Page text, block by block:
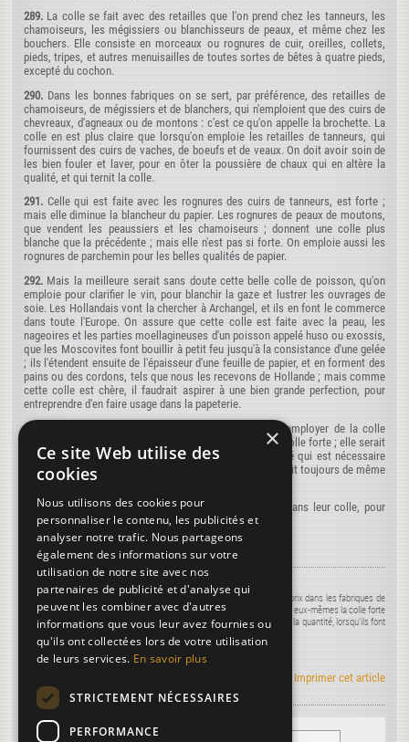
289. La colle se fait avec des retailles que l'on prend chez les tanneurs, les
chamoiseurs, les mégissiers ou blanchisseurs de peaux, et même chez les
bouchers. Elle consiste en morceaux ou rognures de cuir, oreilles, collets,
pieds, tripes, et autres menuisailles de toutes sortes de bêtes à quatre pieds,
excepté du cochon.
290. Dans les bonnes fabriques on se sert, par préférence, des retailles de
chamoiseurs, de mégissiers et de blanchers, qui n'emploient que des cuirs de
chevreaux, d'agneaux ou de montons : c'est ce qu'on appelle la brochette. La
colle en est plus claire que lorsqu'on emploie les retailles de tanneurs, qui
fournissent des cuirs de vaches, de boeufs et de veaux. On doit avoir soin de
les bien fouler et laver, pour en ôter la poussière de chaux qui en altère la
qualité, et qui ternit la colle.
291. Celle qui est faite avec les rognures des cuirs de tanneurs, est forte ;
mais elle diminue la blancheur du papier. Les rognures de peaux de moutons,
que vendent les peaussiers et les chamoiseurs ; donnent une colle plus
blanche que la précédente ; mais elle n'est pas si forte. On emploie aussi les
rognures de parchemin pour les belles qualités de papier.
292. Mais la meilleure serait sans doute cette belle colle de poisson, qu'on
emploie pour clarifier le vin, pour blanchir la gaze et lustrer les ouvrages de
soie. Les Hollandais vont la chercher à Archangel, et ils en font le commerce
dans toute l'Europe. On assure que cette colle est faite avec la peau, les
nageoires et les parties moellagineuses d'un poisson appelé huso ou exossis,
que les Moscovites font bouillir à petit feu jusqu'à la consistance d'une gelée
; ils l'étendent ensuite de l'épaisseur d'une feuille de papier, et en forment des
pains ou des cordons, tels que nous les recevons de Hollande ; mais comme
cette colle est chère, il faudrait aspirer à une bien grande perfection, pour
entreprendre d'en faire usage dans la papeterie.
293.
Il pourrait du moins y avoir quelque avantage à employer de la colle
ordinaire en pains, telle qu'est la colle de Flandres ou la colle forte ; elle serait
plus épurée (*) ; on saurait plus précisément la quantité qui est nécessaire
pour faire un bon collage ; et l'on aurait une colle qui serait toujours de même
force (72).
294.Quelques papetiers mettent un peu de bleu-d'Inde dans leur colle, pour
corriger la teinte jaunâtre qu'elle peut laisser au papier.
(*) La colle forte bien faite est dégraissée avec l'esprit de vin.
(72) Cette colle venant d'une manufacture étrangère, serait à trop haut prix dans les fabriques de
papier. Il vaudrait mieux peut-être pour les papetiers, qu'ils fabriquassent eux-mêmes la colle forte
avec leurs retailles, et qu'ils en déterminassent ensuite plus exactement la quantité, lorsqu'ils font
Imprimer cet article
×
Ce site Web utilise des
cookies
Nous utilisons des cookies pour
personnaliser le contenu, les publicités et
analyser notre trafic. Nous partageons
également des informations sur votre
utilisation de notre site avec nos
partenaires de publicité et d'analyse qui
peuvent les combiner avec d'autres
informations que vous leur avez fournies ou
qu'ils ont collectées lors de votre utilisation
de leurs services. En savoir plus
STRICTEMENT NÉCESSAIRES
PERFORMANCE